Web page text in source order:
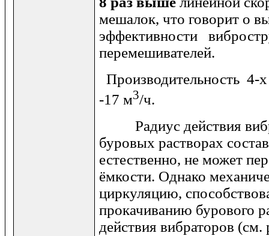
мешалок, что говорит о
эффективности
перемешивателей.
Производительность
-17 м3/ч.
Радиус действия
буровых растворах
естественно, не может
ёмкости. Однако
циркуляцию,
прокачиванию бурового
действия вибраторов (см.